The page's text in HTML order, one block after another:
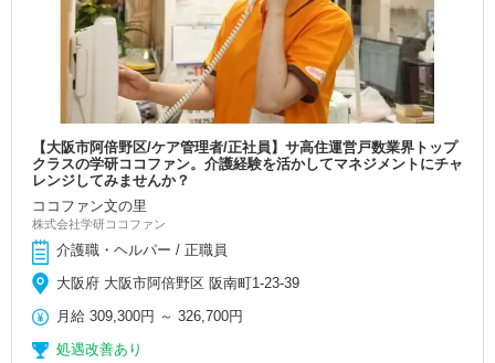
【大阪市阿倍野区/ケア管理者/正社員】サ高住運営戸数業界トップ
クラスの学研ココファン。介護経験を活かしてマネジメントにチャ
レンジしてみませんか？
ココファン文の里
株式会社学研ココファン
介護職・ヘルパー / 正職員
大阪府 大阪市阿倍野区 阪南町1-23-39
月給 309,300円 ～326,700円
処遇改善あり